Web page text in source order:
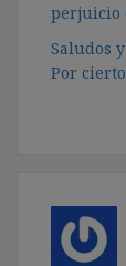
perjuicio
Saludos
Por